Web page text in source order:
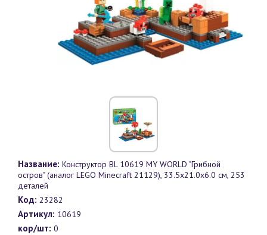
Название: Конструктор BL 10619 MY WORLD "Грибной
остров" (аналог LEGO Minecraft 21129), 33.5x21.0x6.0 см, 253
деталей
Код: 23282
Артикул: 10619
кор/шт: 0